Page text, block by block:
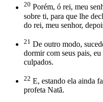
20 Porém, ó rei, meu
sobre ti, para que lhe
do rei, meu senhor,
21 De outro modo,
dormir com seus pais,
culpados.
22 E, estando ela ainda
profeta Natã.